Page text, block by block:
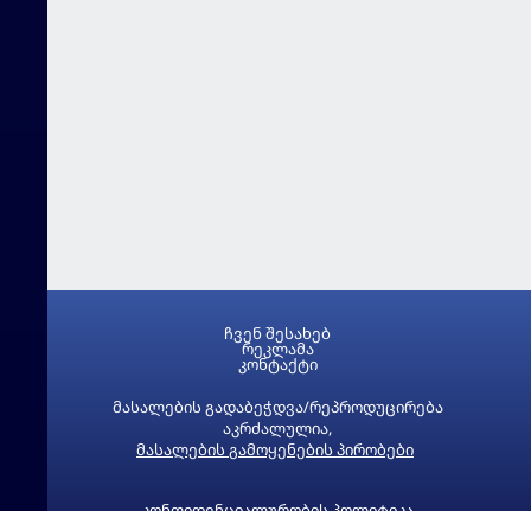
მასალების გადაბეჭდვა/რეპროდუცირება
აკრძალულია,
მასალების გამოყენების პირობები
ჩვენ შესახებ
რეკლამა
კონტაქტი